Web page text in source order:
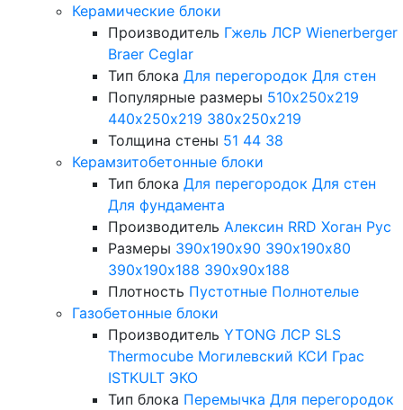
Керамические блоки
Производитель Гжель ЛСР Wienerberger
Braer Ceglar
Тип блока Для перегородок Для стен
Популярные размеры 510х250х219
440х250х219 380х250х219
Толщина стены 51 44 38
Керамзитобетонные блоки
Тип блока Для перегородок Для стен
Для фундамента
Производитель Алексин RRD Хоган Рус
Размеры 390х190х90 390х190х80
390х190х188 390х90х188
Плотность Пустотные Полнотелые
Газобетонные блоки
Производитель YTONG ЛСР SLS
Thermocube Могилевский КСИ Грас
ISTKULT ЭКО
Тип блока Перемычка Для перегородок